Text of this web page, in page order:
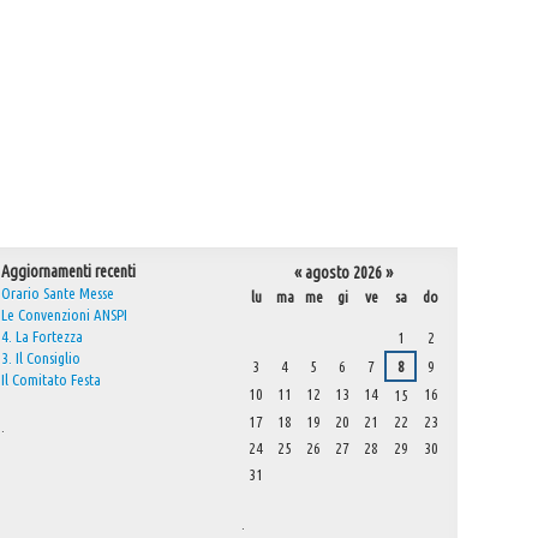
Aggiornamenti recenti
Orario Sante Messe
Le Convenzioni ANSPI
4. La Fortezza
3. Il Consiglio
Il Comitato Festa
«agosto 2026»
lu ma me gi ve sa do
1
2
3
4 5 6 7 8
9
10
11 12 13 14 15
16
17
18 19 20 21 22
23
24
25 26 27 28 29
30
31